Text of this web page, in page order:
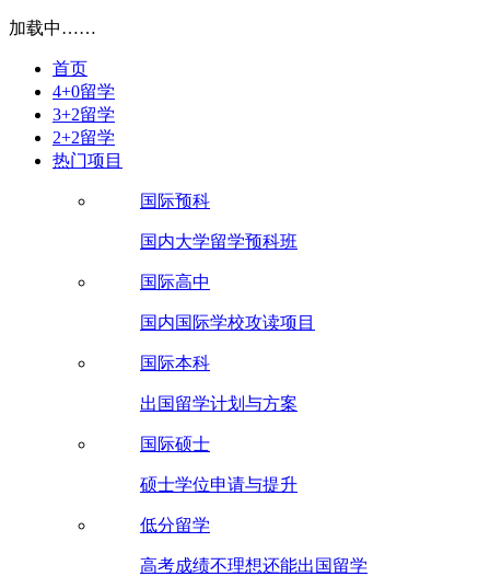
加载中……
首页
4+0留学
3+2留学
2+2留学
热门项目
国际预科
国内大学留学预科班
国际高中
国内国际学校攻读项目
国际本科
出国留学计划与方案
国际硕士
硕士学位申请与提升
低分留学
高考成绩不理想还能出国留学